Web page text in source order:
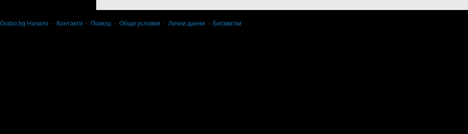
Grabo.bg Начало · Контакти · Помощ · Общи условия · Лични данни · Бисквитки